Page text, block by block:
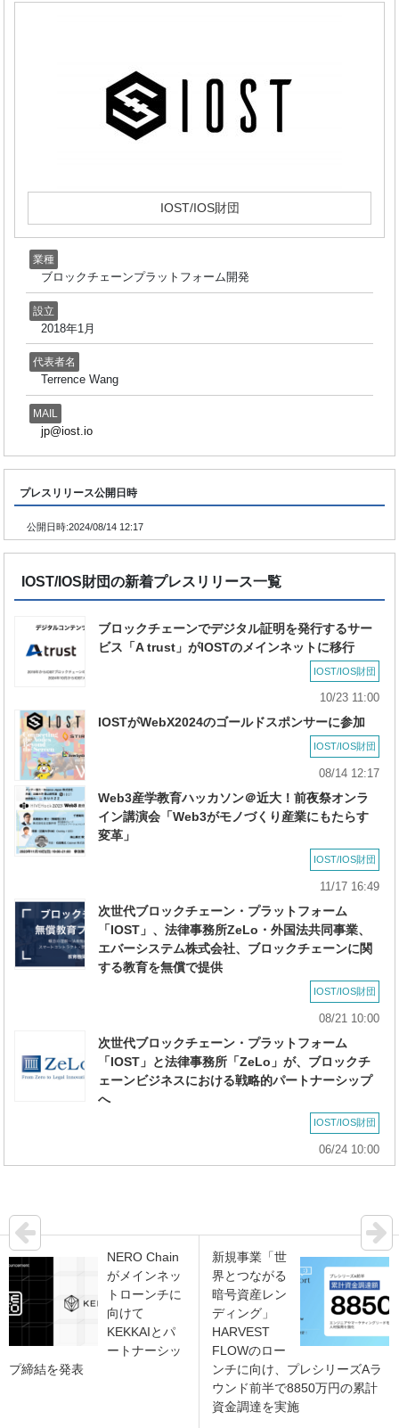
IOST/IOS財団
業種
ブロックチェーンプラットフォーム開発
設立
2018年1月
代表者名
Terrence Wang
MAIL
jp@iost.io
プレスリリース公開日時
公開日時:2024/08/14 12:17
IOST/IOS財団の新着プレスリリース一覧
ブロックチェーンでデジタル証明を発行するサー
ビス「A trust」がIOSTのメインネットに移行
IOST/IOS財団
10/23 11:00
IOSTがWebX2024のゴールドスポンサーに参加
IOST/IOS財団
08/14 12:17
Web3産学教育ハッカソン＠近大！前夜祭オンラ
イン講演会「Web3がモノづくり産業にもたらす
変革」
IOST/IOS財団
11/17 16:49
次世代ブロックチェーン・プラットフォーム
「IOST」、法律事務所ZeLo・外国法共同事業、
エバーシステム株式会社、ブロックチェーンに関
する教育を無償で提供
IOST/IOS財団
08/21 10:00
次世代ブロックチェーン・プラットフォーム
「IOST」と法律事務所「ZeLo」が、ブロックチ
ェーンビジネスにおける戦略的パートナーシップ
へ
IOST/IOS財団
06/24 10:00
NERO Chain
がメインネッ
トローンチに
向けて
KEKKAIとパ
ートナーシッ
プ締結を発表
新規事業「世
界とつながる
暗号資産レン
ディング」
HARVEST
FLOWのロー
ンチに向け、プレシリーズAラ
ウンド前半で8850万円の累計
資金調達を実施